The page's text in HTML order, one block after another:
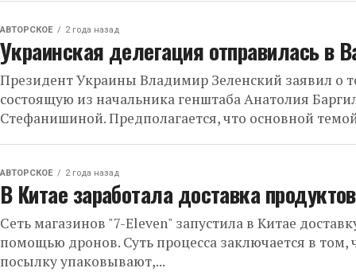
АВТОРСКОЕ 2 года назад
Украинская делегация отправилась в
Президент Украины Владимир Зеленский заявил о
состоящую из начальника генштаба Анатолия
Стефанишиной. Предполагается, что основной
АВТОРСКОЕ 2 года назад
В Китае заработала доставка
Сеть магазинов "7-Eleven" запустила в Китае
помощью дронов. Суть процесса заключается в том,
посылку упаковывают,...